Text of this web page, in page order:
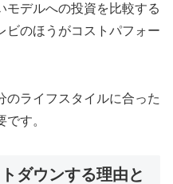
モデルへの投資を比較する
ビのほうがコストパフォー
のライフスタイルに合った
す。
ダウンする理由と